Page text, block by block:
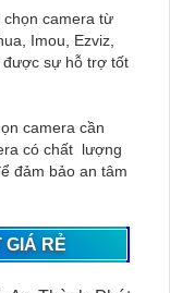
chọn camera từ
Imou, Ezviz,
được sự hỗ trợ tốt
camera cần
có chất lượng
đảm bảo an tâm
GIÁ RẺ